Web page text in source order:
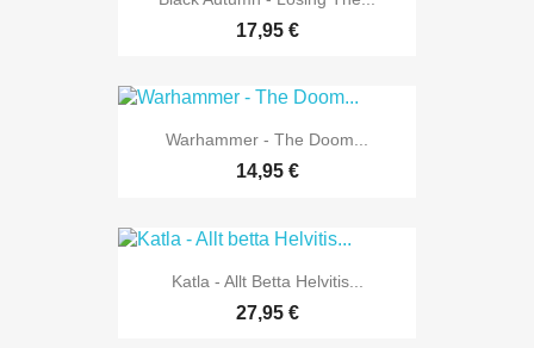
17,95 €
Warhammer - The Doom...
14,95 €
Katla - Allt Betta Helvitis...
27,95 €